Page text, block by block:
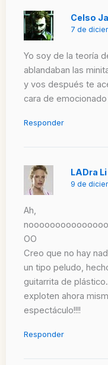
Celso
7 de
Yo soy de la teoría
ablandaban las
y vos después te
cara de
Responder
LADra Li
9 de
Ah,
OO
Creo que no hay
un tipo peludo,
guitarrita de
exploten ahora
espectáculo!!!!
Responder